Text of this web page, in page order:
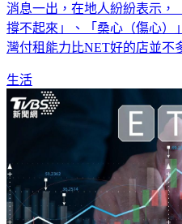
消息一出，在地人紛紛表示，
撐不起來」、「桑心（傷心
灣付租能力比NET好的店並不
生活